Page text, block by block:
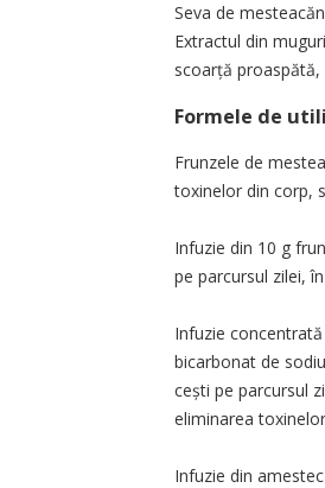
Seva de
Extractul din
scoarță proaspătă,
Formele de
Frunzele de
toxinelor din corp,
Infuzie din 10 g
pe parcursul zilei,
Infuzie
bicarbonat de
cești pe parcursul
eliminarea
Infuzie din